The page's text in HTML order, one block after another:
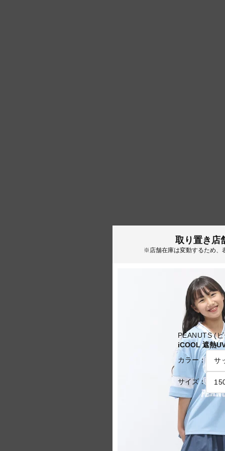
取り置き店
※店舗在庫は変動するため、
PEANUTS (
iCOOL 遮熱
カラー：
サイズ：